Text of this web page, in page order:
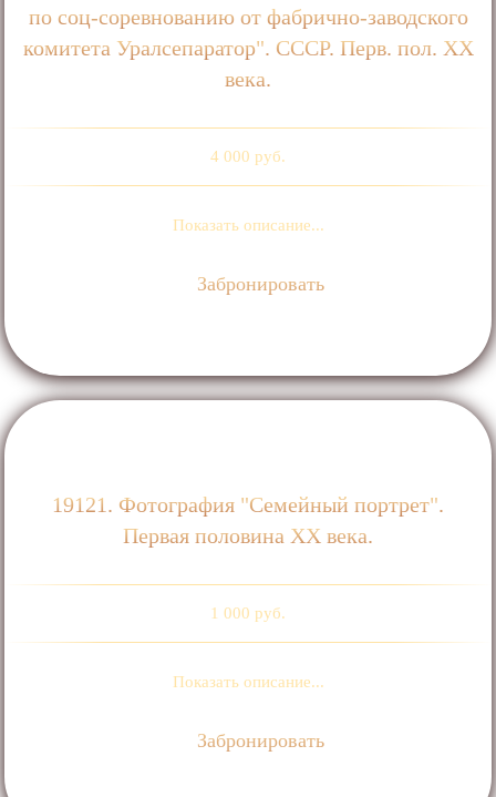
по соц-соревнованию от фабрично-заводского
комитета Уралсепаратор". СССР. Перв. пол. ХХ
века.
4 000 руб.
Показать описание...
Забронировать
19121. Фотография "Семейный портрет".
Первая половина ХХ века.
1 000 руб.
Показать описание...
Забронировать